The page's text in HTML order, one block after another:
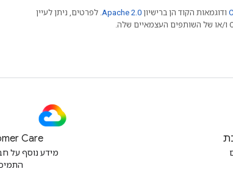
ודוגמאות הקוד הן ברישיון Apache 2.0. לפרטים, ניתן לעיין
Care
מידע נוסף על